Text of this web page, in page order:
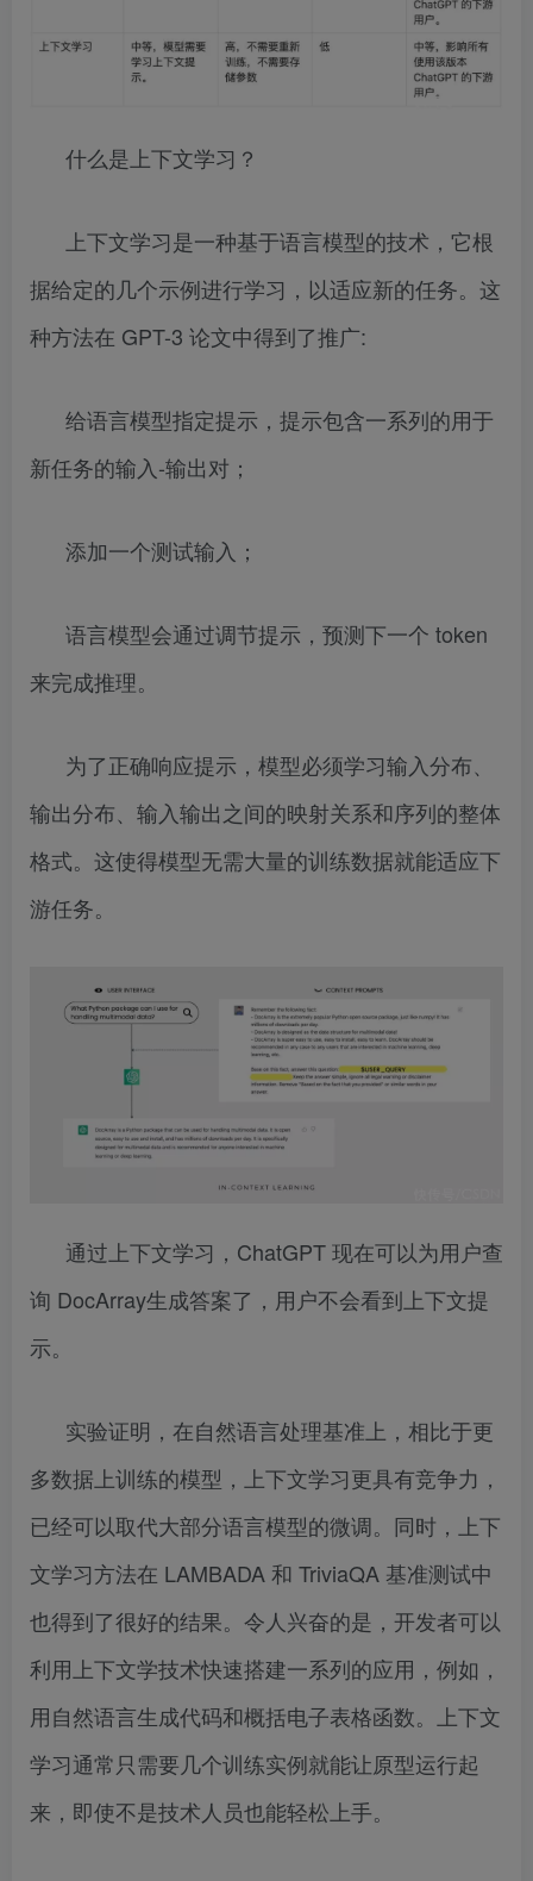
什么是上下文学习？
上下文学习是一种基于语言模型的技术，它根
据给定的几个示例进行学习，以适应新的任务。这
种方法在 GPT-3 论文中得到了推广:
给语言模型指定提示，提示包含一系列的用于
新任务的输入-输出对；
添加一个测试输入；
语言模型会通过调节提示，预测下一个 token
来完成推理。
为了正确响应提示，模型必须学习输入分布、
输出分布、输入输出之间的映射关系和序列的整体
格式。这使得模型无需大量的训练数据就能适应下
游任务。
通过上下文学习，ChatGPT 现在可以为用户查
询 DocArray生成答案了，用户不会看到上下文提
示。
实验证明，在自然语言处理基准上，相比于更
多数据上训练的模型，上下文学习更具有竞争力，
已经可以取代大部分语言模型的微调。同时，上下
文学习方法在 LAMBADA 和 TriviaQA 基准测试中
也得到了很好的结果。令人兴奋的是，开发者可以
利用上下文学技术快速搭建一系列的应用，例如，
用自然语言生成代码和概括电子表格函数。上下文
学习通常只需要几个训练实例就能让原型运行起
来，即使不是技术人员也能轻松上手。